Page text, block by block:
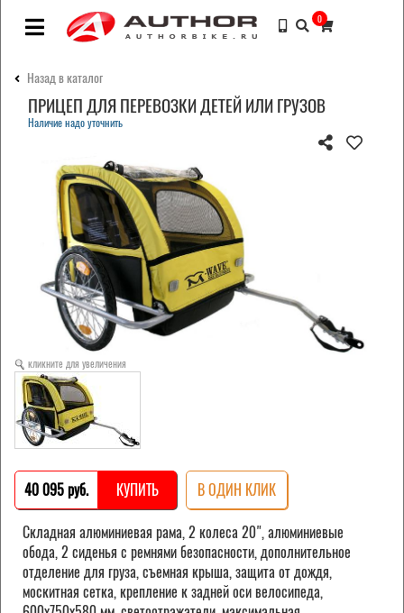
0
Назад в каталог
ПРИЦЕП ДЛЯ ПЕРЕВОЗКИ ДЕТЕЙ ИЛИ ГРУЗОВ
Наличие надо уточнить
кликните для увеличения
40 095 pуб. КУПИТЬ В ОДИН КЛИК
Складная алюминиевая рама, 2 колеса 20", алюминиевые
обода, 2 сиденья с ремнями безопасности, дополнительное
отделение для груза, съемная крыша, защита от дождя,
москитная сетка, крепление к задней оси велосипеда,